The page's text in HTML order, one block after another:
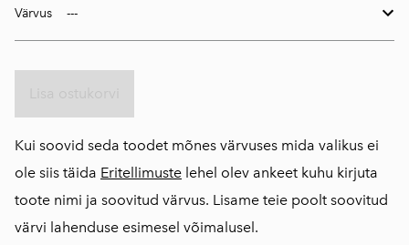
Värvus
Kui soovid seda toodet mõnes värvuses mida valikus ei
ole siis täida Eritellimuste lehel olev ankeet kuhu kirjuta
toote nimi ja soovitud värvus. Lisame teie poolt soovitud
värvi lahenduse esimesel võimalusel.